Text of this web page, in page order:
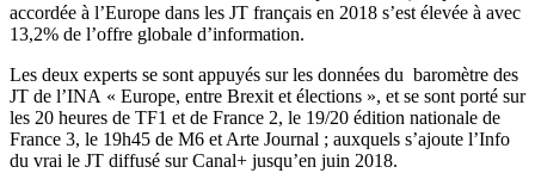
accordée à l’Europe dans les JT français en 2018 s’est élevée à avec
13,2% de l’offre globale d’information.
Les deux experts se sont appuyés sur les données du baromètre des
JT de l’INA « Europe, entre Brexit et élections », et se sont porté sur
les 20 heures de TF1 et de France 2, le 19/20 édition nationale de
France 3, le 19h45 de M6 et Arte Journal ; auxquels s’ajoute l’Info
du vrai le JT diffusé sur Canal+ jusqu’en juin 2018.